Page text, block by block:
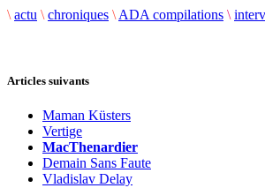
\ actu \ chroniques \ ADA compilations \
Articles suivants
Maman Küsters
Vertige
MacThenardier
Demain Sans Faute
Vladislav Delay